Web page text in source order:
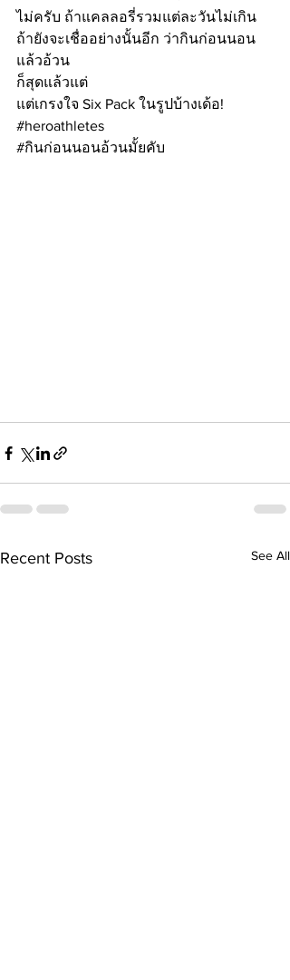
ไม่ครับ ถ้าแคลลอรี่รวมแต่ละวันไม่เกิน
ถ้ายังจะเชื่ออย่างนั้นอีก ว่ากินก่อนนอน
แล้วอ้วน
ก็สุดแล้วแต่
แต่เกรงใจ Six Pack ในรูปบ้างเด้อ!
#heroathletes
#กินก่อนนอนอ้วนมั้ยคับ
Recent Posts See All